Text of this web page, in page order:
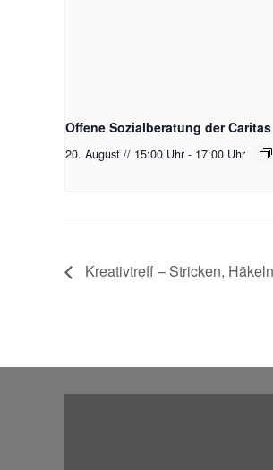
Offene Sozialberatung der Caritas
20. August // 15:00 Uhr - 17:00 Uhr
Kreativtreff – Stricken,